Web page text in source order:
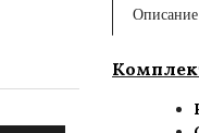
Описание